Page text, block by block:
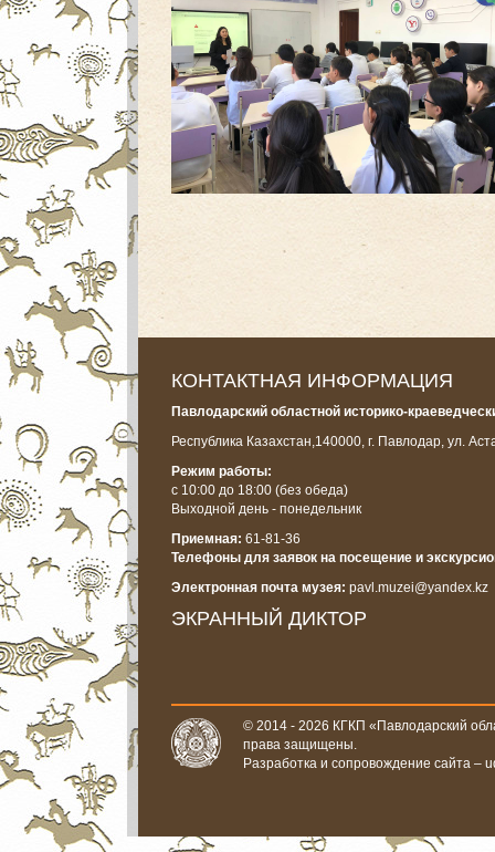
КОНТАКТНАЯ ИНФОРМАЦИЯ
Павлодарский областной историко-
Республика Казахстан,140000, г. Павлодар, ул.
Режим работы:
с 10:00 до 18:00 (без обеда)
Выходной день - понедельник
Приемная: 61-81-36
Телефоны для заявок на посещение и
Электронная почта музея: pavl.muzei@yandex.kz
ЭКРАННЫЙ ДИКТОР
© 2014 - 2026 КГКП «Павлодарский
права защищены.
Разработка и сопровождение сайта –